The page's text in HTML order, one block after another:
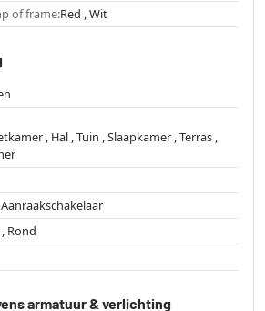
of frame:Red , Wit
, Hal , Tuin , Slaapkamer , Terras ,
Aanraakschakelaar
Rond
armatuur & verlichting